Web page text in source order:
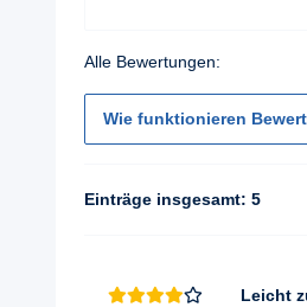
Alle Bewertungen:
Wie funktionieren
Einträge insgesamt: 5
Leicht